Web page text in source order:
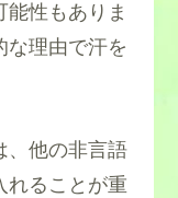
能性もありま
な理由で汗を
、他の非言語
れることが重